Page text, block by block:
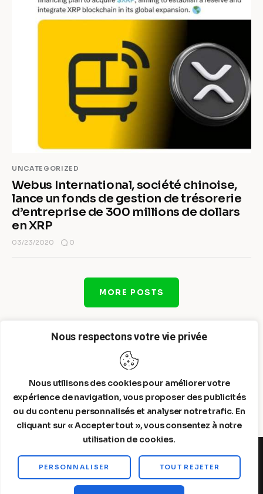
Nous respectons votre vie privée
Nous utilisons des cookies pour améliorer votre
expérience de navigation, vous proposer des publicités
ou du contenu personnalisés et analyser notre trafic. En
cliquant sur « Accepter tout », vous consentez à notre
utilisation de cookies.
PERSONNALISER TOUT REJETER
UNCATEGORIZED
Webus International, société chinoise,
lance un fonds de gestion de trésorerie
d’entreprise de 300 millions de dollars
en XRP
03/23/2020 0
MORE POSTS